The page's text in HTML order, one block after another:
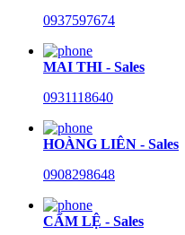
0937597674
MAI THI - Sales
0931118640
HOÀNG LIÊN - Sales
0908298648
CẨM LỆ - Sales